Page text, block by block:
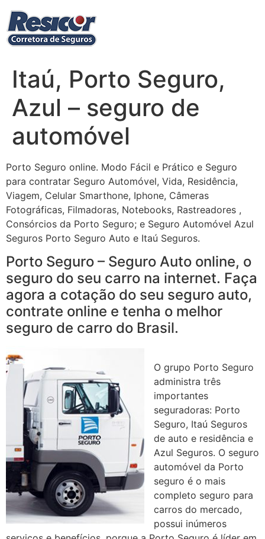
para
conteúdo
Itaú, Porto Seguro,
Azul – seguro de
automóvel
Porto Seguro online. Modo Fácil e Prático e Seguro
para contratar Seguro Automóvel, Vida, Residência,
Viagem, Celular Smarthone, Iphone, Câmeras
Fotográficas, Filmadoras, Notebooks, Rastreadores ,
Consórcios da Porto Seguro; e Seguro Automóvel Azul
Seguros Porto Seguro Auto e Itaú Seguros.
Porto Seguro – Seguro Auto online, o
seguro do seu carro na internet. Faça
agora a cotação do seu seguro auto,
contrate online e tenha o melhor
seguro de carro do Brasil.
O grupo Porto Seguro
administra três
importantes
seguradoras: Porto
Seguro, Itaú Seguros
de auto e residência e
Azul Seguros. O seguro
automóvel da Porto
seguro é o mais
completo seguro para
carros do mercado,
possui inúmeros